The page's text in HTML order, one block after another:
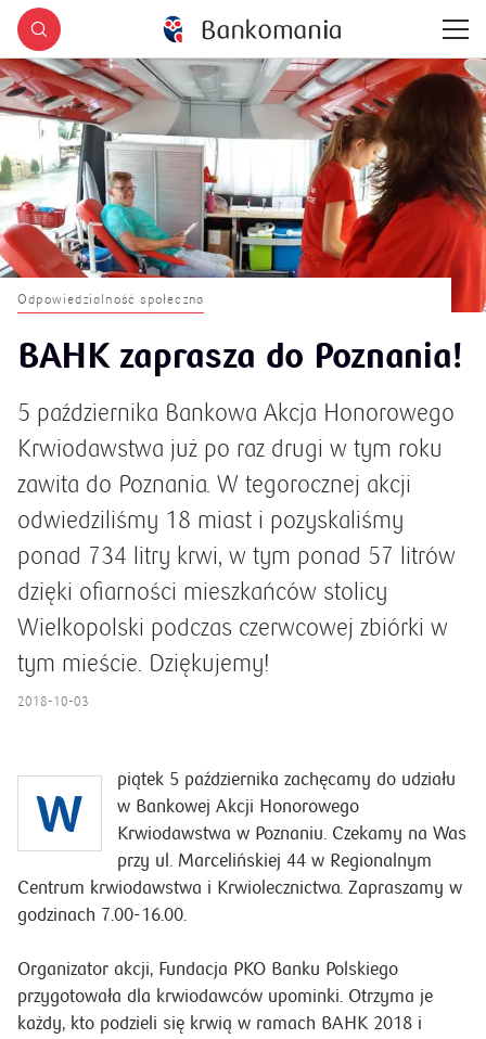
Odpowiedzialność społeczna
BAHK zaprasza do Poznania!
5 października Bankowa Akcja Honorowego
Krwiodawstwa już po raz drugi w tym roku
zawita do Poznania. W tegorocznej akcji
odwiedziliśmy 18 miast i pozyskaliśmy
ponad 734 litry krwi, w tym ponad 57 litrów
dzięki ofiarności mieszkańców stolicy
Wielkopolski podczas czerwcowej zbiórki w
tym mieście. Dziękujemy!
2018-10-03
W
piątek 5 października zachęcamy do udziału
w Bankowej Akcji Honorowego
Krwiodawstwa w Poznaniu. Czekamy na Was
przy ul. Marcelińskiej 44 w Regionalnym
Centrum krwiodawstwa i Krwiolecznictwa. Zapraszamy w
godzinach 7.00-16.00.
Organizator akcji, Fundacja PKO Banku Polskiego
przygotowała dla krwiodawców upominki. Otrzyma je
każdy, kto podzieli się krwią w ramach BAHK 2018 i